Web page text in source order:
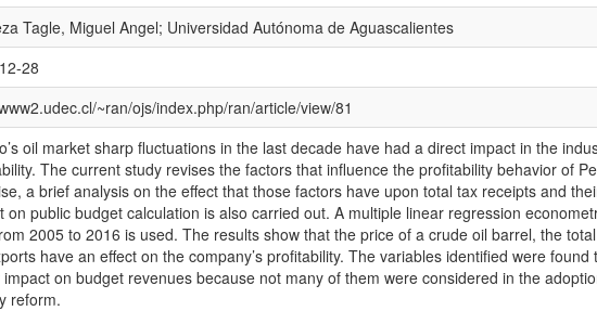
Tagle, Miguel Angel; Universidad Autónoma de Aguascalientes
28
~ran/ojs/index.php/ran/article/view/81
oil market sharp fluctuations in the last decade have had a direct impact in the
The current study revises the factors that influence the profitability behavior of
a brief analysis on the effect that those factors have upon total tax receipts and
on public budget calculation is also carried out. A multiple linear regression
2005 to 2016 is used. The results show that the price of a crude oil barrel, the
have an effect on the company’s profitability. The variables identified were found
impact on budget revenues because not many of them were considered in the
reform.